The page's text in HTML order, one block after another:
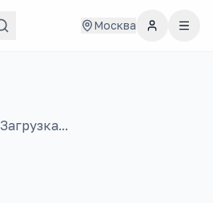
Москва
Загрузка...